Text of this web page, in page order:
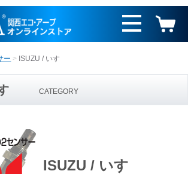
ー ISUZU / いすゞ
ゞ CATEGORY
ISUZU / いすゞ